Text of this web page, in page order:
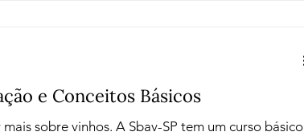
e Conceitos Básicos
sobre vinhos. A Sbav-SP tem um curso básico